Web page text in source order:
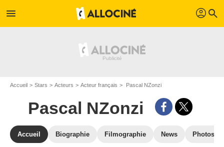
menu profil search
Accueil Stars Acteurs Acteur français Pascal NZonzi
Pascal NZonzi
Accueil Biographie Filmographie News Photos